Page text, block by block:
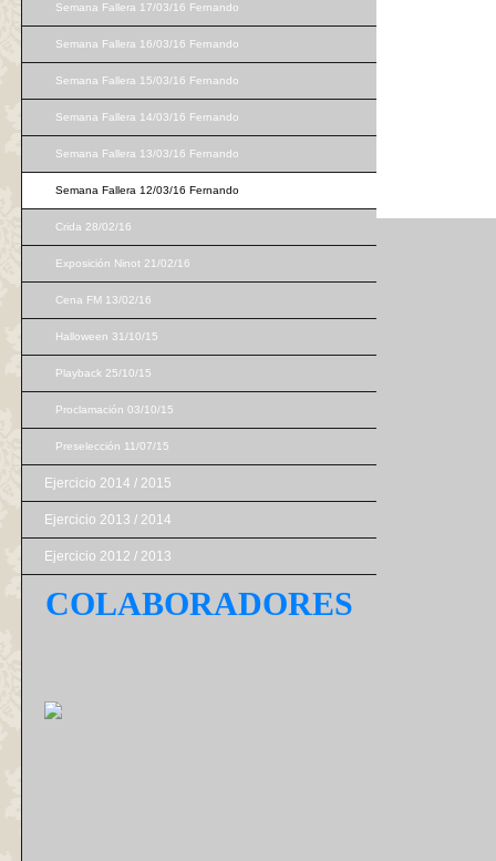
Semana Fallera 17/03/16 Fernando
Semana Fallera 16/03/16 Fernando
Semana Fallera 15/03/16 Fernando
Semana Fallera 14/03/16 Fernando
Semana Fallera 13/03/16 Fernando
Semana Fallera 12/03/16 Fernando
Crida 28/02/16
Exposición Ninot 21/02/16
Cena FM 13/02/16
Halloween 31/10/15
Playback 25/10/15
Proclamación 03/10/15
Preselección 11/07/15
Ejercicio 2014 / 2015
Ejercicio 2013 / 2014
Ejercicio 2012 / 2013
COLABORADORES